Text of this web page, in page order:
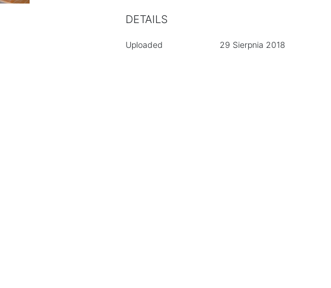
DETAILS
Uploaded 29 Sierpnia 2018